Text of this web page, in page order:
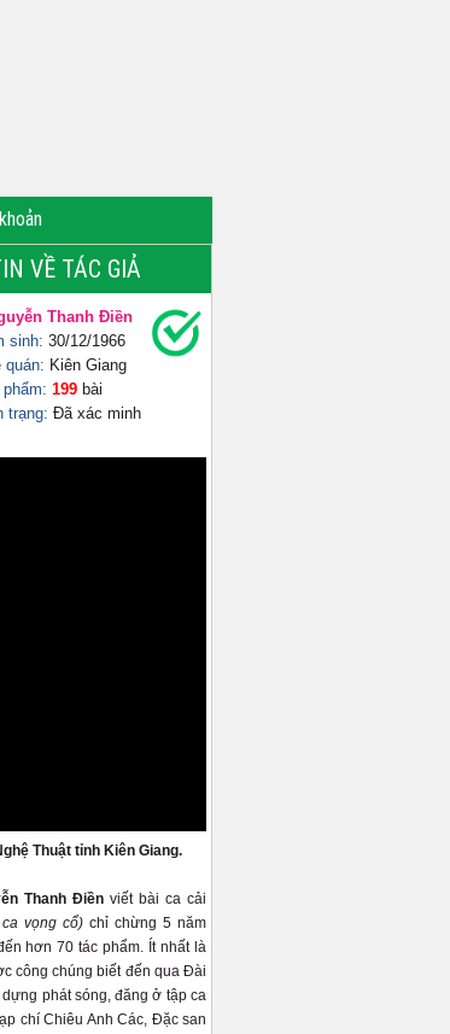
VỀ TÁC GIẢ
Thanh Điền
sinh: 30/12/1966
quán: Kiên Giang
199 bài
trạng: Đã xác minh
Thuật tỉnh Kiên Giang.
Thanh Điền viết bài ca cải
vọng cổ) chỉ chừng 5 năm
hơn 70 tác phẩm. Ít nhất là
công chúng biết đến qua Đài
phát sóng, đăng ở tập ca
chí Chiêu Anh Các, Đặc san